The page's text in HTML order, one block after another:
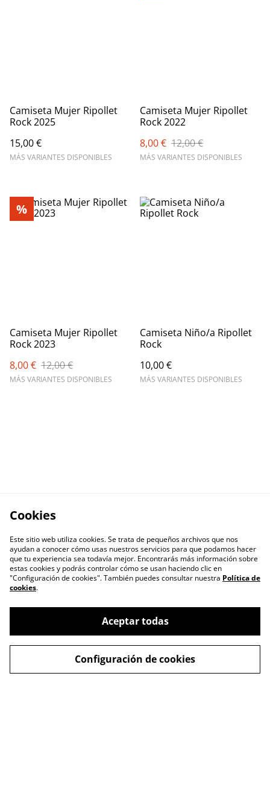
Camiseta Mujer Ripollet
Rock 2025
15,00 €
MÁS VARIANTES DISPONIBLES
Camiseta Mujer Ripollet
Rock 2022
8,00 € 12,00 €
MÁS VARIANTES DISPONIBLES
%
Camiseta Mujer Ripollet
Rock 2023
8,00 € 12,00 €
MÁS VARIANTES DISPONIBLES
Camiseta Niño/a Ripollet
Rock
10,00 €
MÁS VARIANTES DISPONIBLES
Contacto
Términos Legales
Política Privacidad
Política Cookies
Cookies
Este sitio web utiliza cookies. Se trata de pequeños archivos que nos
ayudan a conocer cómo usas nuestros servicios para que podamos hacer
que tu experiencia sea todavía mejor. Encontrarás más información sobre
estas cookies y podrás controlar cómo se usan haciendo clic en
"Configuración de cookies". También puedes consultar nuestra Política de
cookies.
Aceptar todas
Configuración de cookies